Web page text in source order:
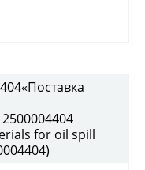
for oil spill